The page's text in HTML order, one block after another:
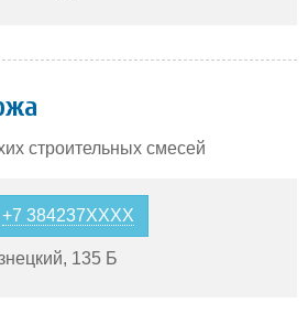
строительных смесей
+7 384237XXXX
135 Б